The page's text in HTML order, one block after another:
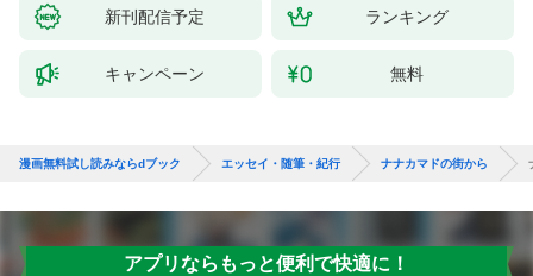
新刊配信予定 ランキング
キャンペーン 無料
漫画無料試し読みならdブック エッセイ・随筆・紀行 ナナカマドの街から
アプリならもっと便利で快適に！